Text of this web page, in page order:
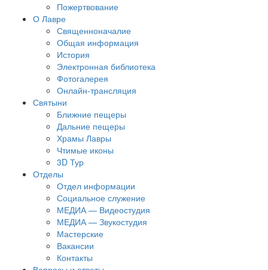
Пожертвование
О Лавре
Священноначалие
Общая информация
История
Электронная библиотека
Фотогалерея
Онлайн-трансляция
Святыни
Ближние пещеры
Дальние пещеры
Храмы Лавры
Чтимые иконы
3D Тур
Отделы
Отдел информации
Социальное служение
МЕДИА — Видеостудия
МЕДИА — Звукостудия
Мастерские
Вакансии
Контакты